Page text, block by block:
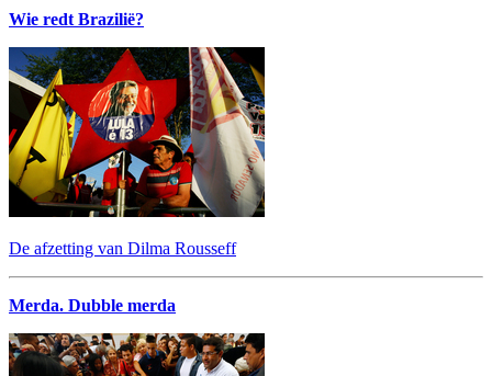
Wie redt Brazilië?
De afzetting van Dilma Rousseff
Merda. Dubble merda